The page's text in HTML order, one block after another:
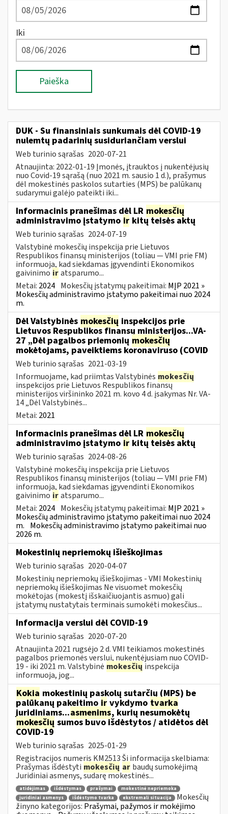
Iki
Paieška
DUK - Su finansiniais sunkumais dėl COVID-19
nulemtų padarinių susiduriančiam verslui
Web turinio sąrašas 2020-07-21
Atnaujinta: 2022-01-19 Įmonės, įtrauktos į nukentėjusių
nuo Covid-19 sąrašą (nuo 2021 m. sausio 1 d.), prašymus
dėl mokestinės paskolos sutarties (MPS) be palūkanų
sudarymui galėjo pateikti iki...
Informacinis pranešimas dėl LR mokesčių
administravimo įstatymo ir kitų teisės aktų
Web turinio sąrašas 2024-07-19
Valstybinė mokesčių inspekcija prie Lietuvos
Respublikos finansų ministerijos (toliau — VMI prie FM)
informuoja, kad siekdamas įgyvendinti Ekonomikos
gaivinimo iratsparumo...
Metai: 2024 Mokesčių įstatymų pakeitimai: MĮP 2021 »
Mokesčių administravimo įstatymo pakeitimai nuo 2024
m.
Dėl Valstybinės mokesčių inspekcijos prie
Lietuvos Respublikos finansų ministerijos...VA-
27 „Dėl pagalbos priemonių mokesčių
mokėtojams, paveiktiems koronaviruso (COVID
Web turinio sąrašas 2021-03-19
Informuojame, kad priimtas Valstybinės mokesčių
inspekcijos prie Lietuvos Respublikos finansų
ministerijos viršininko 2021 m. kovo 4 d. įsakymas Nr. VA-
14 „Dėl Valstybinės...
Metai: 2021
Informacinis pranešimas dėl LR mokesčių
administravimo įstatymo ir kitų teisės aktų
Web turinio sąrašas 2024-08-26
Valstybinė mokesčių inspekcija prie Lietuvos
Respublikos finansų ministerijos (toliau — VMI prie FM)
informuoja, kad siekdamas įgyvendinti Ekonomikos
gaivinimo iratsparumo...
Metai: 2024 Mokesčių įstatymų pakeitimai: MĮP 2021 »
Mokesčių administravimo įstatymo pakeitimai nuo 2024
m. Mokesčių administravimo įstatymo pakeitimai nuo
2026 m.
Mokestinių nepriemokų išieškojimas
Web turinio sąrašas 2020-04-07
Mokestinių nepriemokų išieškojimas - VMI Mokestinių
nepriemokų išieškojimas Ne visuomet mokesčių
mokėtojas (mokestį išskaičiuojantis asmuo) gali
įstatymų nustatytais terminais sumokėti mokesčius...
Informacija verslui dėl COVID-19
Web turinio sąrašas 2020-07-20
Atnaujinta 2021 rugsėjo 2 d. VMI teikiamos mokestinės
pagalbos priemonės verslui, nukentėjusiam nuo COVID-
19 - iki 2021 m. Valstybinė mokesčių inspekcija
informuoja, jog...
Kokia mokestinių paskolų sutarčių (MPS) be
palūkanų pakeitimo ir vykdymo tvarka
juridiniams...asmenims, kurių nesumokėtų
mokesčių sumos buvo išdėstytos / atidėtos dėl
COVID-19
Web turinio sąrašas 2025-01-29
Registracijos numeris KM2513 Ši informacija skelbiama:
Prašymas išdėstyti mokesčių ar baudų sumokėjimą
Juridiniai asmenys, sudarę mokestinės...
atidėjimas išdėstymas prašymai
mokestinė nepriemoka
juridiniai asmenys
išdėstymo tvarka ekstremali situacija
Mokesčių
žinyno kategorijos: Prašymai, pažymos ir mokėjimo